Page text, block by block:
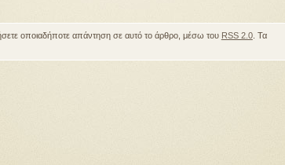
οποιαδήποτε απάντηση σε αυτό το άρθρο, μέσω του RSS 2.0. Τα